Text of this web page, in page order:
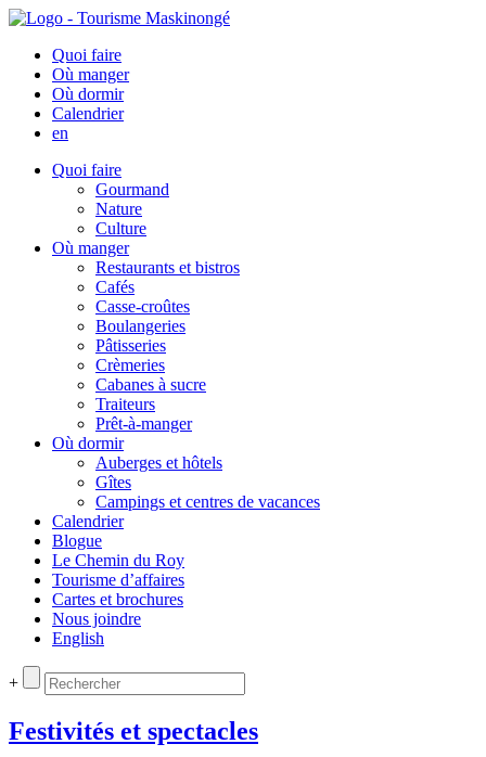
Quoi faire
Où manger
Où dormir
Calendrier
en
Quoi faire
Gourmand
Nature
Culture
Où manger
Restaurants et bistros
Cafés
Casse-croûtes
Boulangeries
Pâtisseries
Crèmeries
Cabanes à sucre
Traiteurs
Prêt-à-manger
Où dormir
Auberges et hôtels
Gîtes
Campings et centres de vacances
Calendrier
Blogue
Le Chemin du Roy
Tourisme d’affaires
Cartes et brochures
Nous joindre
English
+
Festivités et spectacles